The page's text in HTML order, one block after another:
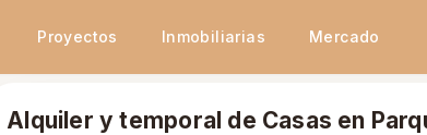
Proyectos Inmobiliarias Mercado
Alquiler y temporal de Casas en